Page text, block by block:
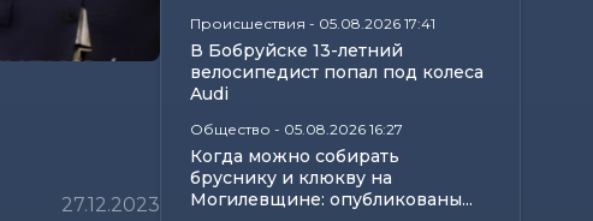
27.12.2023
Происшествия - 05.08.2026 17:41
В Бобруйске 13-летний
велосипедист попал под колеса
Audi
Общество - 05.08.2026 16:27
Когда можно собирать
бруснику и клюкву на
Могилевщине: опубликованы...